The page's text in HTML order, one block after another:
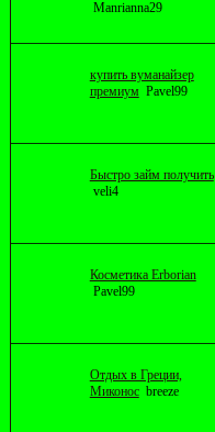
Manrianna29
купить вуманайзер
премиум Pavel99
Быстро займ получить
veli4
Косметика Erborian
Pavel99
Отдых в Греции,
Миконос breeze